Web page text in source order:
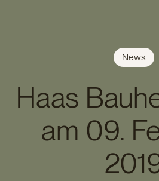
News
Haas
am 09.